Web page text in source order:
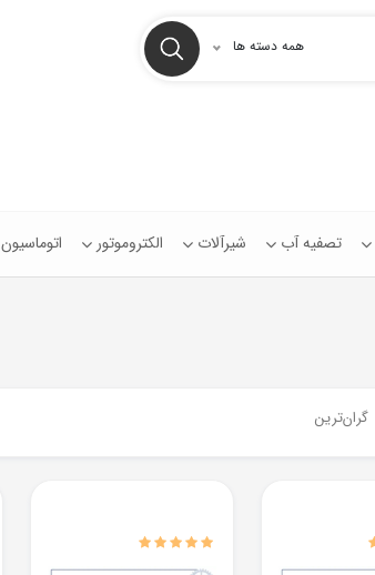
همه دسته ها
تصفیه آب شیرآلات الکتروموتور اتوماسیون
گران‌ترین